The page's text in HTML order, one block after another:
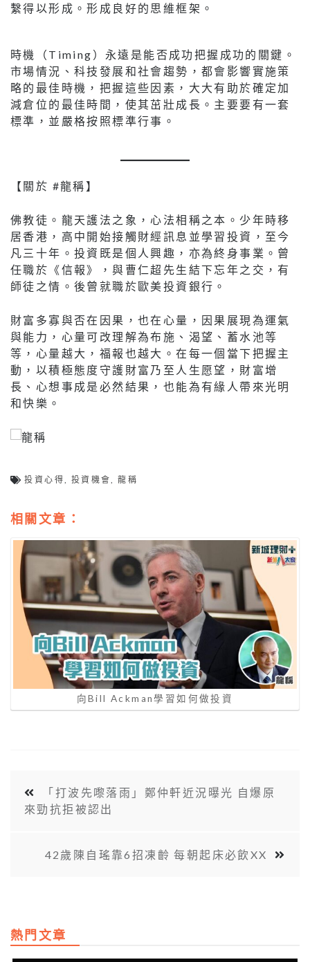
繫得以形成。形成良好的思維框架。
時機（Timing）永遠是能否成功把握成功的關鍵。
市場情況、科技發展和社會趨勢，都會影響實施策
略的最佳時機，把握這些因素，大大有助於確定加
減倉位的最佳時間，使其茁壯成長。主要要有一套
標準，並嚴格按照標準行事。
【關於 #龍稱】
佛教徒。龍天護法之象，心法相稱之本。少年時移
居香港，高中開始接觸財經訊息並學習投資，至今
凡三十年。投資既是個人興趣，亦為終身事業。曾
任職於《信報》，與曹仁超先生結下忘年之交，有
師徒之情。後曾就職於歐美投資銀行。
財富多寡與否在因果，也在心量，因果展現為運氣
與能力，心量可改理解為布施、渴望、蓄水池等
等，心量越大，福報也越大。在每一個當下把握主
動，以積極態度守護財富乃至人生愿望，財富增
長、心想事成是必然結果，也能為有緣人帶來光明
和快樂。
投資心得 投資機會 ,龍稱
相關文章：
向Bill Ackman學習如何做投資
「打波先嚟落雨」鄭仲軒近況曝光 自爆原
來勁抗拒被認出
42歲陳自瑤靠6招凍齡 每朝起床必飲XX
熱門文章